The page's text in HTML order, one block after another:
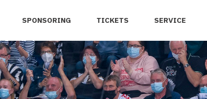
SPONSORING TICKETS SERVICE